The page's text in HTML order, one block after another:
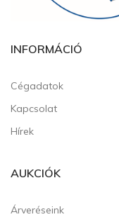
INFORMÁCIÓ
Cégadatok
Kapcsolat
Hírek
AUKCIÓK
Árveréseink